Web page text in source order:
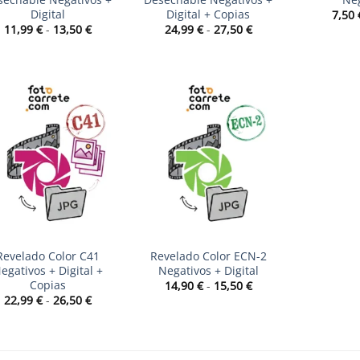
Digital
11,99 € - 13,50 €Rango
Digital + Copias
24,99 € - 27,50 €Rango
7,50
Color C41
+ Digital +
Copias
22,99 € - 26,50 €Rango
Revelado Color ECN-2
Negativos + Digital
14,90 € - 15,50 €Rango